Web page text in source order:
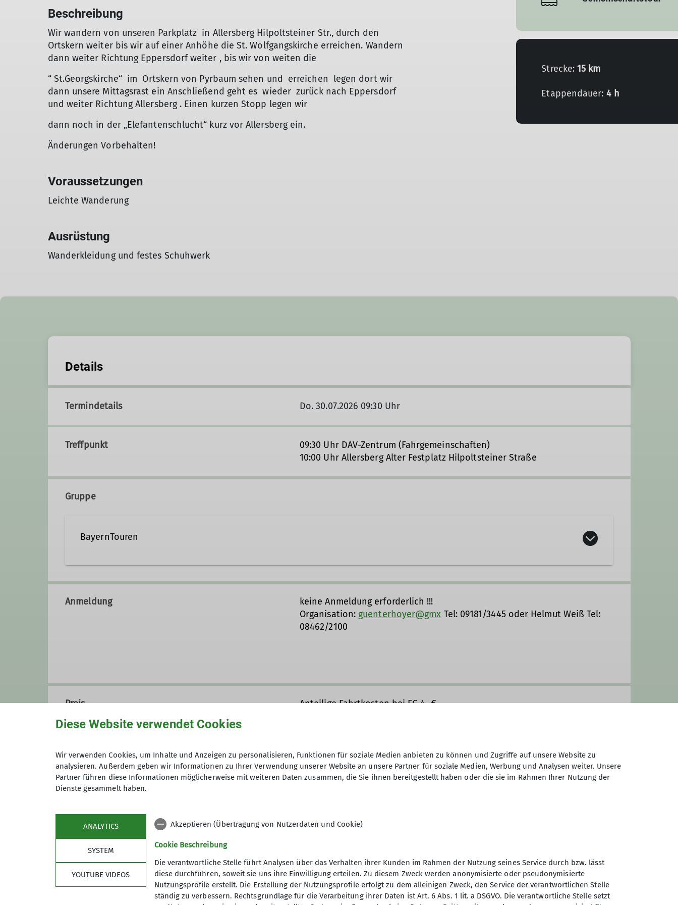
Beschreibung
Wir wandern von unseren Parkplatz in Allersberg Hilpoltsteiner Str., durch den
Ortskern weiter bis wir auf einer Anhöhe die St. Wolfgangskirche erreichen. Wandern
dann weiter Richtung Eppersdorf weiter , bis wir von weiten die
“ St.Georgskirche“ im Ortskern von Pyrbaum sehen und erreichen legen dort wir
dann unsere Mittagsrast ein Anschließend geht es wieder zurück nach Eppersdorf
und weiter Richtung Allersberg . Einen kurzen Stopp legen wir
dann noch in der „Elefantenschlucht“ kurz vor Allersberg ein.
Änderungen Vorbehalten!
Voraussetzungen
Leichte Wanderung
Ausrüstung
Wanderkleidung und festes Schuhwerk
Strecke:15 km
Etappendauer: 4 h
Details
Termindetails Do. 30.07.2026 09:30 Uhr
Treffpunkt
09:30 Uhr DAV-Zentrum (Fahrgemeinschaften)
10:00 Uhr Allersberg Alter Festplatz Hilpoltsteiner Straße
Gruppe
BayernTouren
Anmeldung
keine Anmeldung erforderlich !!!
Organisation: guenterhoyer@gmx Tel: 09181/3445 oder Helmut Weiß Tel:
08462/2100
Preis
Anteilige Fahrtkosten bei FG 4,-€
Maximale Teilnehmeranzahl 30
Sektion Sponsor
Autohaus Platzer
Unsere Homepages
Kletterzentrum
Sektion Neumarkt/Oberpfalz
des Deutschen Alpenvereins
e.V.
Diese Website verwendet Cookies
Wir verwenden Cookies, um Inhalte und Anzeigen zu personalisieren, Funktionen für soziale Medien anbieten zu können und Zugriffe auf unsere Website zu
analysieren. Außerdem geben wir Informationen zu Ihrer Verwendung unserer Website an unsere Partner für soziale Medien, Werbung und Analysen weiter. Unsere
Partner führen diese Informationen möglicherweise mit weiteren Daten zusammen, die Sie ihnen bereitgestellt haben oder die sie im Rahmen Ihrer Nutzung der
Dienste gesammelt haben.
ANALYTICS
SYSTEM
YOUTUBE VIDEOS
Akzeptieren (Übertragung von Nutzerdaten und Cookie)
Cookie Beschreibung
Die verantwortliche Stelle führt Analysen über das Verhalten ihrer Kunden im Rahmen der Nutzung seines Service durch bzw. lässt
diese durchführen, soweit sie uns ihre Einwilligung erteilen. Zu diesem Zweck werden anonymisierte oder pseudonymisierte
Nutzungsprofile erstellt. Die Erstellung der Nutzungsprofile erfolgt zu dem alleinigen Zweck, den Service der verantwortlichen Stelle
ständig zu verbessern. Rechtsgrundlage für die Verarbeitung ihrer Daten ist Art. 6 Abs. 1 lit. a DSGVO. Die verantwortliche Stelle setzt